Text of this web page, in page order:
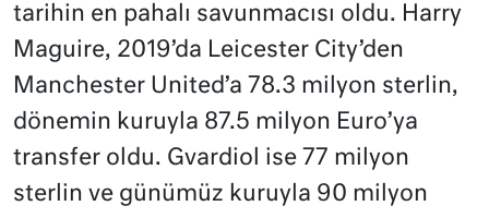
tarihin en pahalı savunmacısı oldu. Harry
Maguire, 2019’da Leicester City’den
Manchester United’a 78.3 milyon sterlin,
dönemin kuruyla 87.5 milyon Euro’ya
transfer oldu. Gvardiol ise 77 milyon
sterlin ve günümüz kuruyla 90 milyon